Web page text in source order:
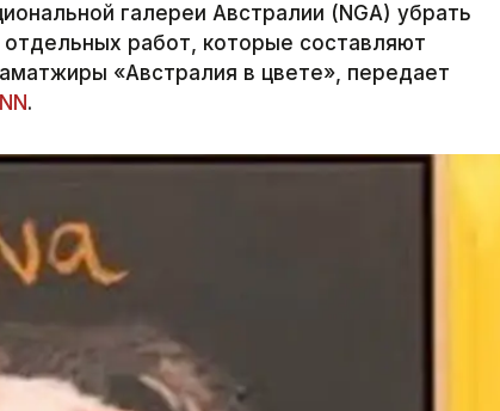
галереи Австралии (NGA) убрать
работ, которые составляют
«Австралия в цвете», передает
.